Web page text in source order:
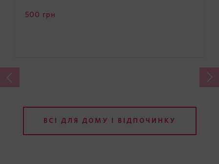
500 грн
ВСІ ДЛЯ ДОМУ І ВІДПОЧИНКУ